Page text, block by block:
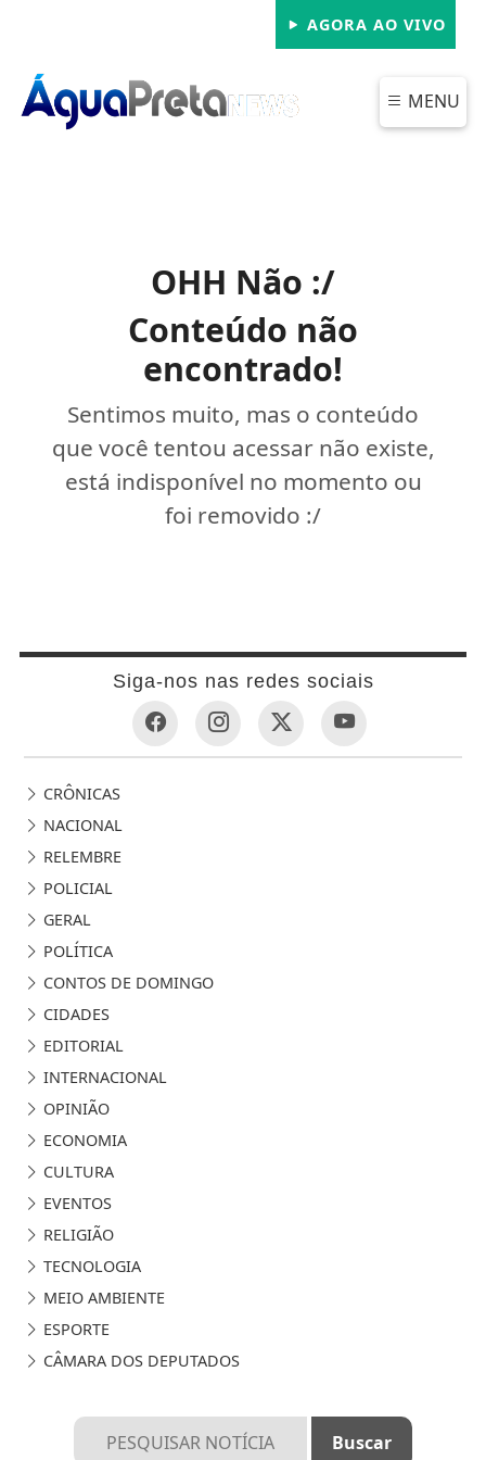
AGORA AO VIVO
MENU
OHH Não :/
Conteúdo não
encontrado!
Sentimos muito, mas o conteúdo
que você tentou acessar não existe,
está indisponível no momento ou
foi removido :/
Siga-nos nas redes sociais
CRÔNICAS
NACIONAL
RELEMBRE
POLICIAL
GERAL
POLÍTICA
CONTOS DE DOMINGO
CIDADES
EDITORIAL
INTERNACIONAL
OPINIÃO
ECONOMIA
CULTURA
EVENTOS
RELIGIÃO
TECNOLOGIA
MEIO AMBIENTE
ESPORTE
CÂMARA DOS DEPUTADOS